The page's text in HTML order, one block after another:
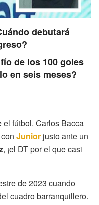
debutará
de los 100 goles
en seis meses?
el fútbol. Carlos Bacca
Junior justo ante un
, ¡el DT por el que casi
de 2023 cuando
cuadro barranquillero.